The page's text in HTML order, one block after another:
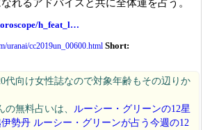
れるアドバイスと共に全体運を占う。
h_feat_l…
uranai/cc2019un_00600.html Short:
代向け女性誌なので対象年齢もその辺りか
無料占いは、
ルーシー・グリーンの12星
勢丹 ルーシー・グリーンが占う今週の12